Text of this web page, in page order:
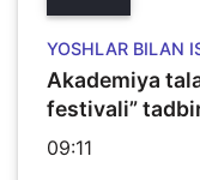
YOSHLAR BILAN
Akademiya
festivali”
09:11